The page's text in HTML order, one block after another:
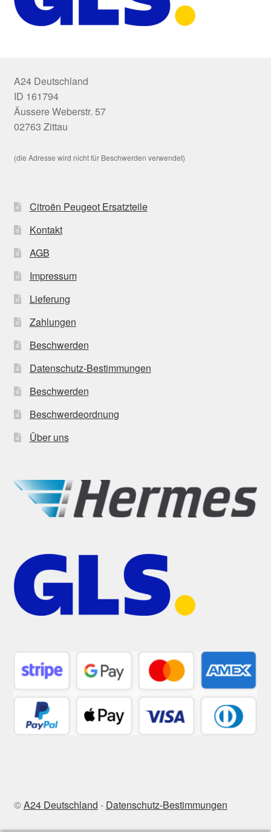
A24 Deutschland
ID 161794
Äussere Weberstr. 57
02763 Zittau
(die Adresse wird nicht für Beschwerden verwendet)
Citroën Peugeot Ersatzteile
Kontakt
AGB
Impressum
Lieferung
Zahlungen
Beschwerden
Datenschutz-Bestimmungen
Beschwerden
Beschwerdeordnung
Über uns
©A24 Deutschland - Datenschutz-Bestimmungen